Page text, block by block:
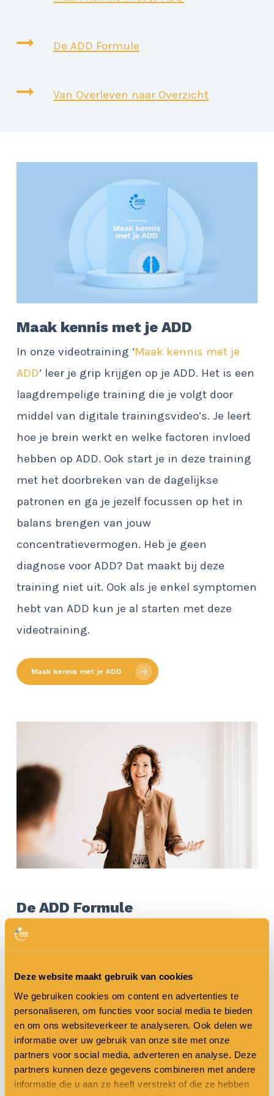
Deze website maakt gebruik van cookies
We gebruiken cookies om content en advertenties te
personaliseren, om functies voor social media te bieden
en om ons websiteverkeer te analyseren. Ook delen we
informatie over uw gebruik van onze site met onze
partners voor social media, adverteren en analyse. Deze
partners kunnen deze gegevens combineren met andere
informatie die u aan ze heeft verstrekt of die ze hebben
De ADD Formule
Van Overleven naar Overzicht
Maak kennis met je ADD
In onze videotraining ‘Maak kennis met je
ADD’ leer je grip krijgen op je ADD. Het is een
laagdrempelige training die je volgt door
middel van digitale trainingsvideo’s. Je leert
hoe je brein werkt en welke factoren invloed
hebben op ADD. Ook start je in deze training
met het doorbreken van de dagelijkse
patronen en ga je jezelf focussen op het in
balans brengen van jouw
concentratievermogen. Heb je geen
diagnose voor ADD? Dat maakt bij deze
training niet uit. Ook als je enkel symptomen
hebt van ADD kun je al starten met deze
videotraining.
Maak kennis met je ADD
De ADD Formule
Bij ‘
videolessen over krachtige manieren om
meer rust en effectiviteit in je leven te
hebben. In deze lessen deelt Margo uitleg
over ADD die je waarschijnlijk eerder had
willen weten. Iedere week ontvang je een
nieuwe les in de mail en iedere maand is er
een Lunch & Learn sessie die je kunt